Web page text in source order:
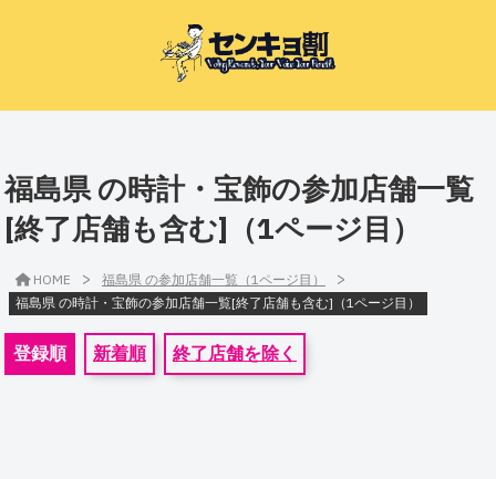
福島県 の時計・宝飾の参加店舗一覧
[終了店舗も含む]（1ページ目）
HOME > 福島県 の参加店舗一覧（1ページ目） >
福島県 の時計・宝飾の参加店舗一覧[終了店舗も含む]（1ページ目）
登録順 新着順 終了店舗を除く